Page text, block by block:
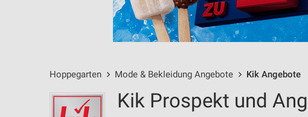
Hoppegarten Mode & Bekleidung Angebote Kik Angebote
Kik Prospekt und